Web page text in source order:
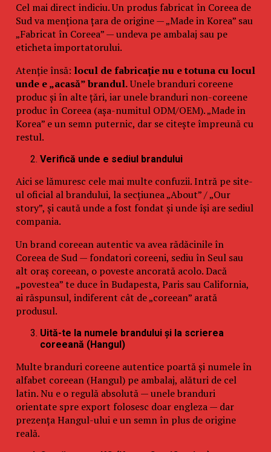
Cel mai direct indiciu. Un produs fabricat în Coreea de
Sud va menționa țara de origine — „Made in Korea” sau
„Fabricat în Coreea” — undeva pe ambalaj sau pe
eticheta importatorului.
Atenție însă: locul de fabricație nu e totuna cu locul
unde e „acasă” brandul.Unele branduri coreene
produc și în alte țări, iar unele branduri non-coreene
produc în Coreea (așa-numitul ODM/OEM). „Made in
Korea” e un semn puternic, dar se citește împreună cu
restul.
Verifică unde e sediul brandului
Aici se lămuresc cele mai multe confuzii. Intră pe site-
ul oficial al brandului, la secțiunea „About” / „Our
story”, și caută unde a fost fondat și unde își are sediul
compania.
Un brand coreean autentic va avea rădăcinile în
Coreea de Sud — fondatori coreeni, sediu în Seul sau
alt oraș coreean, o poveste ancorată acolo. Dacă
„povestea” te duce în Budapesta, Paris sau California,
ai răspunsul, indiferent cât de „coreean” arată
produsul.
Uită-te la numele brandului și la scrierea
coreeană (Hangul)
Multe branduri coreene autentice poartă și numele în
alfabet coreean (Hangul) pe ambalaj, alături de cel
latin. Nu e o regulă absolută — unele branduri
orientate spre export folosesc doar engleza — dar
prezența Hangul-ului e un semn în plus de origine
reală.